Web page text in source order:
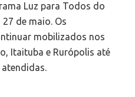
Luz para Todos do
de maio. Os
mobilizados nos
Itaituba e Rurópolis até